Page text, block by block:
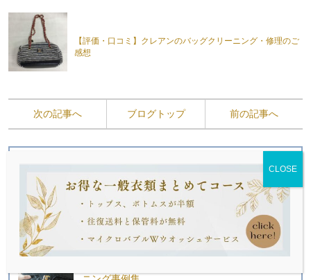
【評価・口コミ】クレアンのバッグクリーニング・修理のご
感想
次の記事へ ブログトップ 前の記事へ
最新の記事